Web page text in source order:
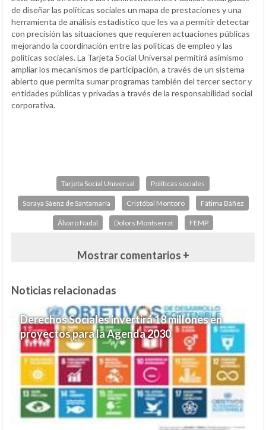
de diseñar las políticas sociales un mapa de prestaciones y una
herramienta de análisis estadístico que les va a permitir detectar
con precisión las situaciones que requieren actuaciones públicas
mejorando la coordinación entre las políticas de empleo y las
políticas sociales. La Tarjeta Social Universal permitirá asimismo
ampliar los mecanismos de participación, a través de un sistema
abierto que permita sumar programas también del tercer sector y
entidades públicas y privadas a través de la responsabilidad social
corporativa.
Tarjeta Social Universal Políticas sociales
Soraya Sáenz de Santamaría Cristóbal Montoro Fátima Báñez
Álvaro Nadal Dolors Montserrat FEMP
Mostrar comentarios +
Noticias relacionadas
Derechos Sociales invertirá 18 millones en
proyectos para la Agenda 2030